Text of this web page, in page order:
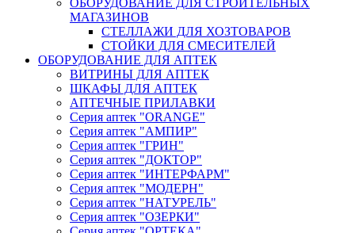
МАГАЗИНОВ
СТЕЛЛАЖИ ДЛЯ ХОЗТОВАРОВ
СТОЙКИ ДЛЯ СМЕСИТЕЛЕЙ
ОБОРУДОВАНИЕ ДЛЯ АПТЕК
ВИТРИНЫ ДЛЯ АПТЕК
ШКАФЫ ДЛЯ АПТЕК
АПТЕЧНЫЕ ПРИЛАВКИ
Серия аптек "ORANGE"
Серия аптек "АМПИР"
Серия аптек "ГРИН"
Серия аптек "ДОКТОР"
Серия аптек "ИНТЕРФАРМ"
Серия аптек "МОДЕРН"
Серия аптек "НАТУРЕЛЬ"
Серия аптек "ОЗЕРКИ"